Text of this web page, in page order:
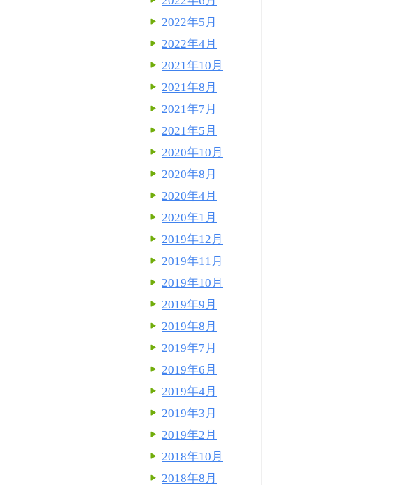
2022年5月
2022年4月
2021年10月
2021年8月
2021年7月
2021年5月
2020年10月
2020年8月
2020年4月
2020年1月
2019年12月
2019年11月
2019年10月
2019年9月
2019年8月
2019年7月
2019年6月
2019年4月
2019年3月
2019年2月
2018年10月
2018年8月